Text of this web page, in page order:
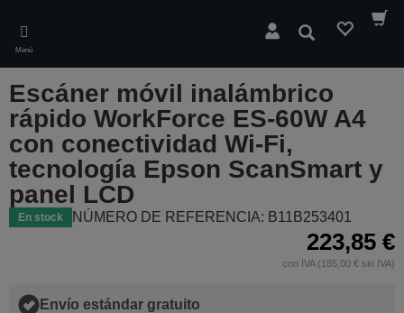
main
content
Menú
Buscar
Escáner móvil inalámbrico
rápido WorkForce ES-60W A4
con conectividad Wi-Fi,
tecnología Epson ScanSmart y
panel LCD
En stock NÚMERO DE REFERENCIA: B11B253401
223,85 €
con IVA (185,00 € sin IVA)
Envío estándar gratuito